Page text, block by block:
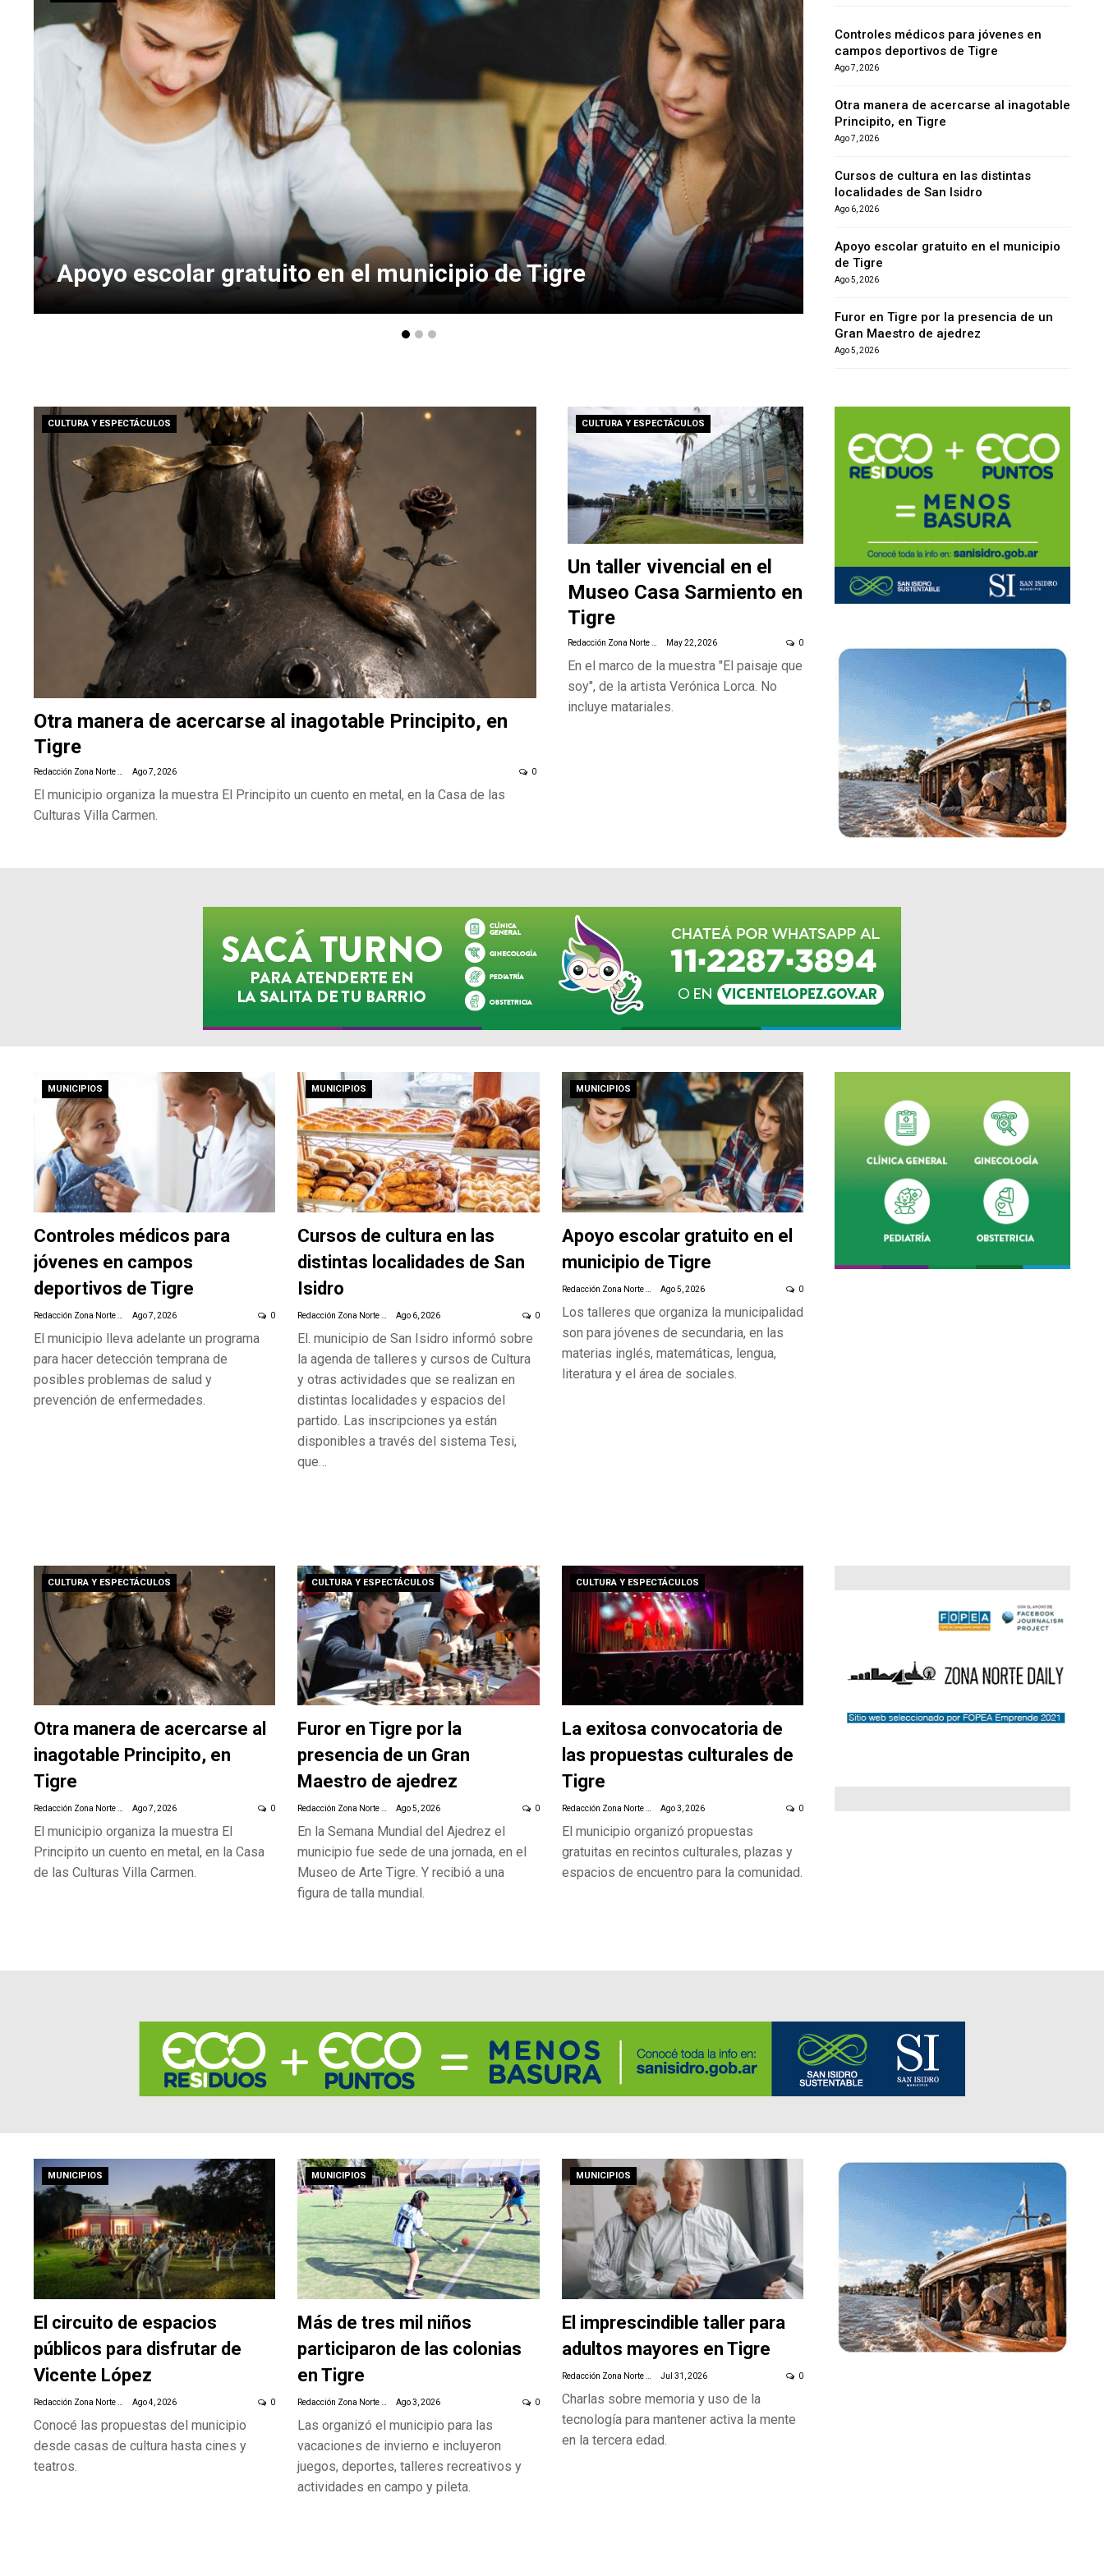
El circuito de espacios públicos para disfrutar de Vicente
López
Controles médicos para jóvenes en
campos deportivos de Tigre
Ago 7, 2026
Otra manera de acercarse al inagotable
Principito, en Tigre
Ago 7, 2026
Cursos de cultura en las distintas
localidades de San Isidro
Ago 6, 2026
Apoyo escolar gratuito en el municipio
de Tigre
Ago 5, 2026
Furor en Tigre por la presencia de un
Gran Maestro de ajedrez
Ago 5, 2026
CULTURA Y ESPECTÁCULOS
Otra manera de acercarse al inagotable Principito, en
Tigre
Redacción Zona Norte Daily Ago 7, 2026 0
El municipio organiza la muestra El Principito un cuento en metal, en la Casa de las
Culturas Villa Carmen.
CULTURA Y ESPECTÁCULOS
Un taller vivencial en el
Museo Casa Sarmiento en
Tigre
May 22, 2026 0
En el marco de la muestra "El paisaje que
soy", de la artista Verónica Lorca. No
incluye matariales.
MUNICIPIOS
Controles médicos para
jóvenes en campos
deportivos de Tigre
Ago 7, 2026 0
El municipio lleva adelante un programa
para hacer detección temprana de
posibles problemas de salud y
prevención de enfermedades.
MUNICIPIOS
Cursos de cultura en las
distintas localidades de San
Isidro
Ago 6, 2026 0
El. municipio de San Isidro informó sobre
la agenda de talleres y cursos de Cultura
y otras actividades que se realizan en
distintas localidades y espacios del
partido. Las inscripciones ya están
disponibles a través del sistema Tesi,
que…
MUNICIPIOS
Apoyo escolar gratuito en el
municipio de Tigre
Ago 5, 2026 0
Los talleres que organiza la municipalidad
son para jóvenes de secundaria, en las
materias inglés, matemáticas, lengua,
literatura y el área de sociales.
CULTURA Y ESPECTÁCULOS
Otra manera de acercarse al
inagotable Principito, en
Tigre
Redacción Zona Norte Daily Ago 7, 2026 0
El municipio organiza la muestra El
Principito un cuento en metal, en la Casa
de las Culturas Villa Carmen.
CULTURA Y ESPECTÁCULOS
Furor en Tigre por la
presencia de un Gran
Maestro de ajedrez
Redacción Zona Norte Daily Ago 5, 2026 0
En la Semana Mundial del Ajedrez el
municipio fue sede de una jornada, en el
Museo de Arte Tigre. Y recibió a una
figura de talla mundial.
CULTURA Y ESPECTÁCULOS
La exitosa convocatoria de
las propuestas culturales de
Tigre
Redacción Zona Norte Daily Ago 3, 2026 0
El municipio organizó propuestas
gratuitas en recintos culturales, plazas y
espacios de encuentro para la comunidad.
MUNICIPIOS
El circuito de espacios
públicos para disfrutar de
Vicente López
Ago 4, 2026 0
Conocé las propuestas del municipio
desde casas de cultura hasta cines y
teatros.
MUNICIPIOS
Más de tres mil niños
participaron de las colonias
en Tigre
Ago 3, 2026 0
Las organizó el municipio para las
vacaciones de invierno e incluyeron
juegos, deportes, talleres recreativos y
actividades en campo y pileta.
MUNICIPIOS
El imprescindible taller para
adultos mayores en Tigre
Jul 31, 2026 0
Charlas sobre memoria y uso de la
tecnología para mantener activa la mente
en la tercera edad.